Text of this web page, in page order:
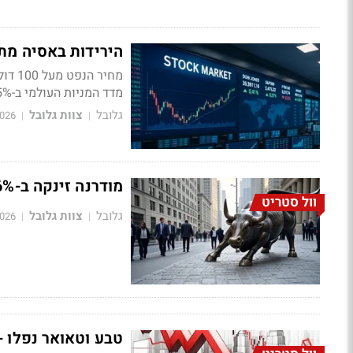
הירידות באסיה
מדד המניות העולמי ב-5%
גלובל | צוות גלובל |
וול סטריט
מודרנה זינקה ב-16%, אלביט קפצה ב-7%; הנאסד״ק עלה ב-1.3%
גלובל | צוות גלובל |
טבע וטאואר נפלו - נייס זינקה ב-